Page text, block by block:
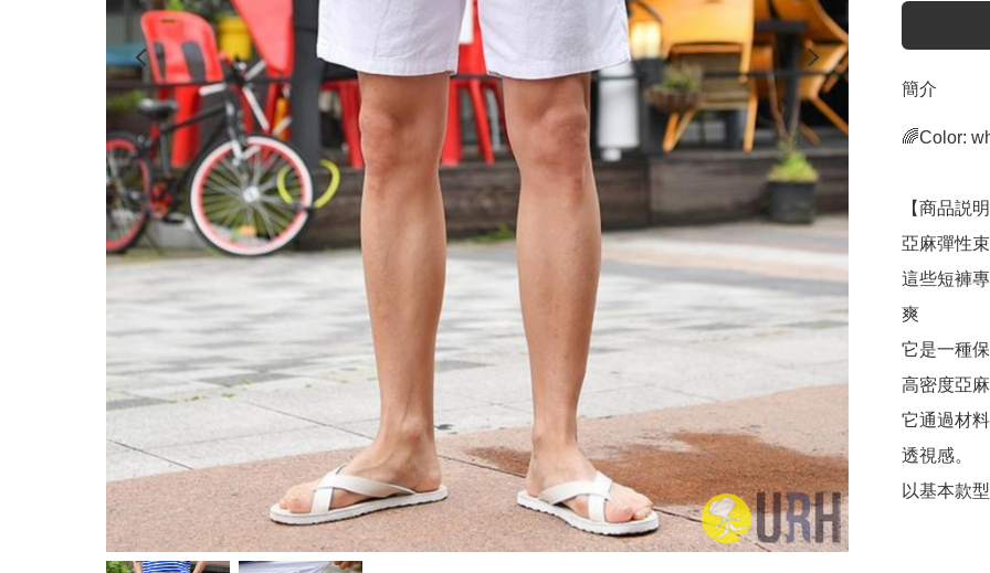
簡介
🌈Color:
【商品説
亞麻彈性
這些短褲
爽
它是一種
高密度亞
它通過材
透視感。
以基本款